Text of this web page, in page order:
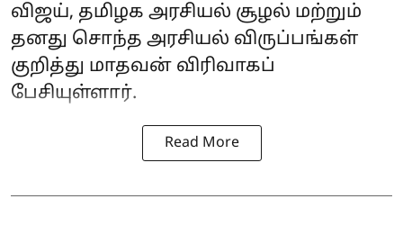
விஜய், தமிழக அரசியல் சூழல் மற்றும்
தனது சொந்த அரசியல் விருப்பங்கள்
குறித்து மாதவன் விரிவாகப்
பேசியுள்ளார்.
Read More